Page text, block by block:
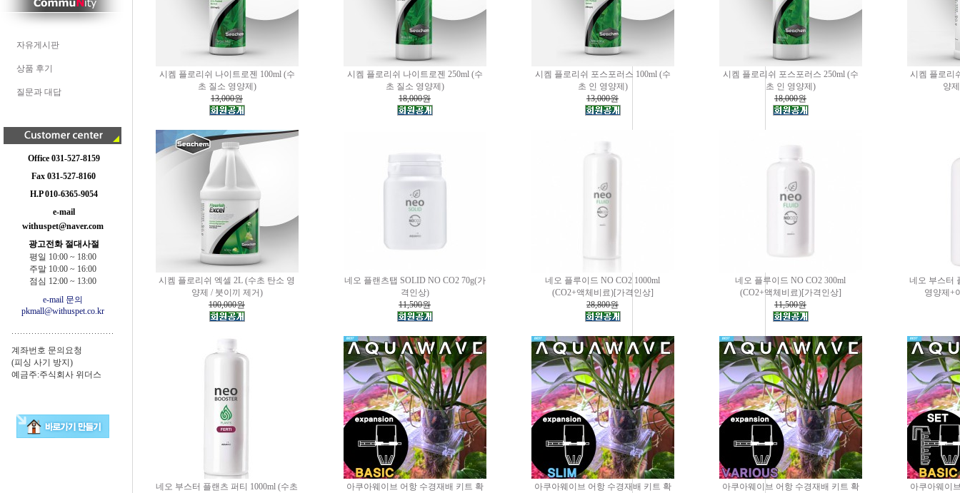
자유게시판
상품 후기
질문과 대답
Office 031-527-8159
Fax 031-527-8160
H.P 010-6365-9054
e-mail
withuspet@naver.com
광고전화 절대사절
평일 10:00 ~ 18:00
주말 10:00 ~ 16:00
점심 12:00 ~ 13:00
e-mail 문의
pkmall@withuspet.co.kr
계좌번호 문의요청
(피싱 사기 방지)
예금주:주식회사 위더스
시켐 플로리쉬 나이트로젠 100ml (수
초 질소 영양제)
13,000원
시켐 플로리쉬 나이트로젠 250ml (수
초 질소 영양제)
18,000원
시켐 플로리쉬 포스포러스 100ml (수
초 인 영양제)
13,000원
시켐 플로리쉬 포스포러스 250ml (수
초 인 영양제)
18,000원
시켐 플로리
양
시켐 플로리쉬 엑셀 2L (수초 탄소 영
양제 / 붓이끼 제거)
100,000원
네오 플랜츠탭 SOLID NO CO2 70g(가
격인상)
11,500원
네오 플루이드 NO CO2 1000ml
(CO2+액체비료)[가격인상]
28,800원
네오 플루이드 NO CO2 300ml
(CO2+액체비료)[가격인상]
11,500원
네오 부스터
영양제+
네오 부스터 플랜츠 퍼티 1000ml (수초
아쿠아웨이브 어항 수경재배 키트 확
아쿠아웨이브 어항 수경재배 키트 확
아쿠아웨이브 어항 수경재배 키트 확
아쿠아웨이